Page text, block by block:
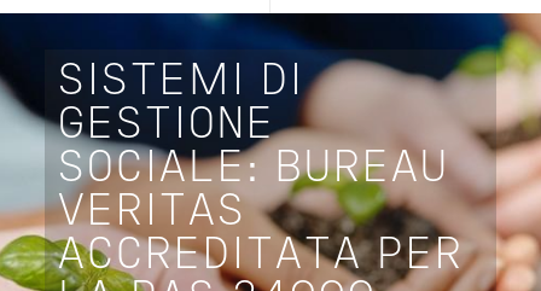
SISTEMI DI
GESTIONE
SOCIALE: BUREAU
VERITAS
ACCREDITATA PER